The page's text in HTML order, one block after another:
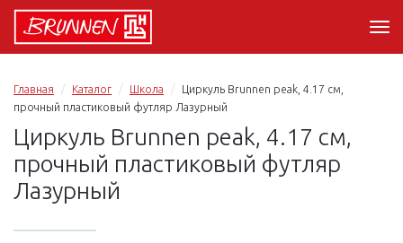
Главная Каталог Школа
Циркуль Brunnen peak, 4.17 см,
прочный пластиковый футляр Лазурный
Циркуль Brunnen peak, 4.17 см,
прочный пластиковый футляр
Лазурный